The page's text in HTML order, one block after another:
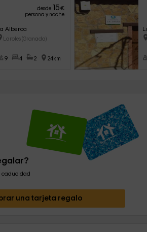
desde 15€
persona y noche
Alberca
Laroles (Granada)
9 4 2 24km
caducidad
una tarjeta regalo